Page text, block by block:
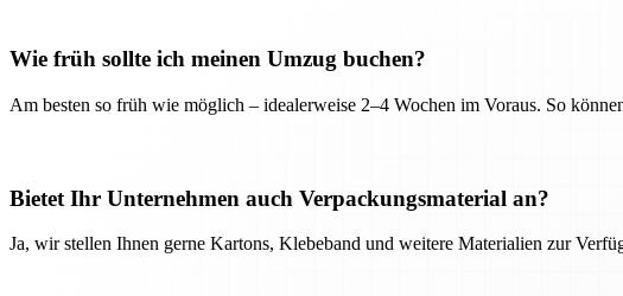
Wie früh sollte ich meinen Umzug buchen?
Am besten so früh wie möglich – idealerweise 2–4 Wochen im Voraus. So
Bietet Ihr Unternehmen auch Verpackungsmaterial an?
Ja, wir stellen Ihnen gerne Kartons, Klebeband und weitere Materialien zur